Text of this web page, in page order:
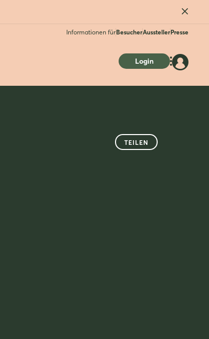
Informationen fürBesucherAusstellerPresse
Login
TEILEN